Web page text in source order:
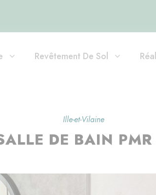
Revêtement De Sol
Ille-et-Vilaine
DE BAIN